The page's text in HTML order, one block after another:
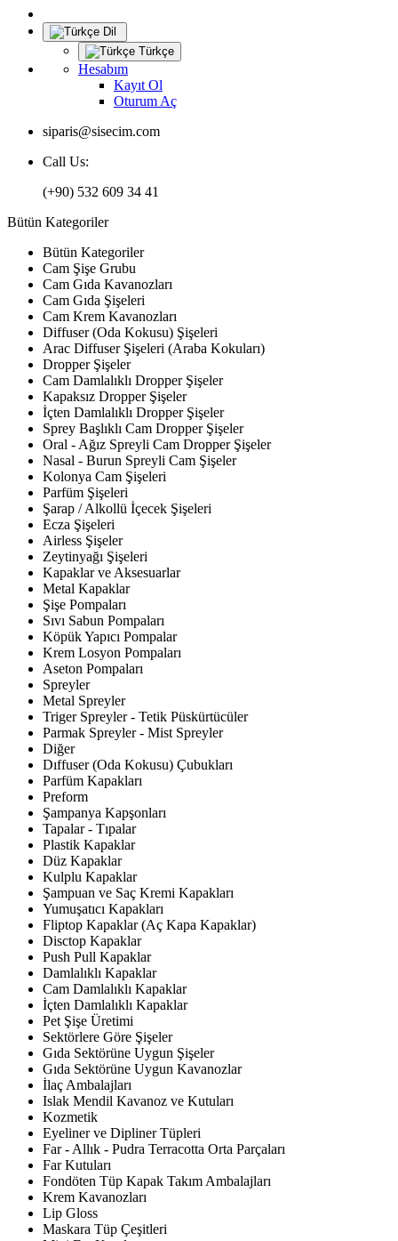
Dil
Türkçe
Hesabım
Kayıt Ol
Oturum Aç
siparis@sisecim.com
Call Us:
(+90) 532 609 34 41
Bütün Kategoriler
Bütün Kategoriler
Cam Şişe Grubu
Cam Gıda Kavanozları
Cam Gıda Şişeleri
Cam Krem Kavanozları
Diffuser (Oda Kokusu) Şişeleri
Arac Diffuser Şişeleri (Araba Kokuları)
Dropper Şişeler
Cam Damlalıklı Dropper Şişeler
Kapaksız Dropper Şişeler
İçten Damlalıklı Dropper Şişeler
Sprey Başlıklı Cam Dropper Şişeler
Oral - Ağız Spreyli Cam Dropper Şişeler
Nasal - Burun Spreyli Cam Şişeler
Kolonya Cam Şişeleri
Parfüm Şişeleri
Şarap / Alkollü İçecek Şişeleri
Ecza Şişeleri
Airless Şişeler
Zeytinyağı Şişeleri
Kapaklar ve Aksesuarlar
Metal Kapaklar
Şişe Pompaları
Sıvı Sabun Pompaları
Köpük Yapıcı Pompalar
Krem Losyon Pompaları
Aseton Pompaları
Spreyler
Metal Spreyler
Triger Spreyler - Tetik Püskürtücüler
Parmak Spreyler - Mist Spreyler
Diğer
Dıffuser (Oda Kokusu) Çubukları
Parfüm Kapakları
Preform
Şampanya Kapşonları
Tapalar - Tıpalar
Plastik Kapaklar
Düz Kapaklar
Kulplu Kapaklar
Şampuan ve Saç Kremi Kapakları
Yumuşatıcı Kapakları
Fliptop Kapaklar (Aç Kapa Kapaklar)
Disctop Kapaklar
Push Pull Kapaklar
Damlalıklı Kapaklar
Cam Damlalıklı Kapaklar
İçten Damlalıklı Kapaklar
Pet Şişe Üretimi
Sektörlere Göre Şişeler
Gıda Sektörüne Uygun Şişeler
Gıda Sektörüne Uygun Kavanozlar
İlaç Ambalajları
Islak Mendil Kavanoz ve Kutuları
Kozmetik
Eyeliner ve Dipliner Tüpleri
Far - Allık - Pudra Terracotta Orta Parçaları
Far Kutuları
Fondöten Tüp Kapak Takım Ambalajları
Krem Kavanozları
Lip Gloss
Maskara Tüp Çeşitleri